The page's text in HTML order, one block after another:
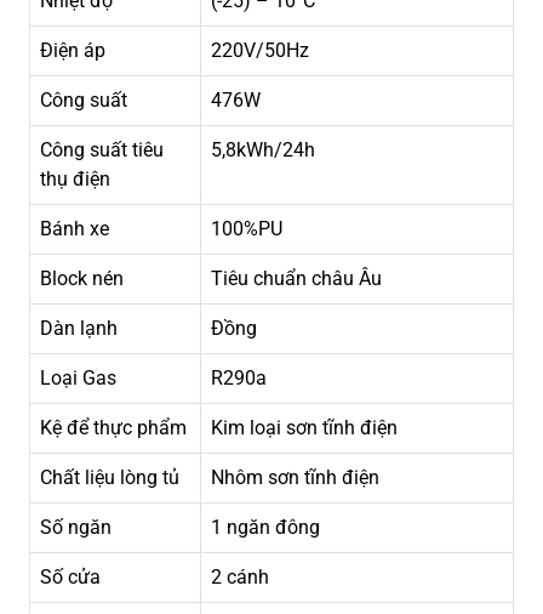
Điện áp 220V/50Hz
Công suất 476W
Công suất tiêu
thụ điện
5,8kWh/24h
Bánh xe 100%PU
Block nén Tiêu chuẩn châu Âu
Dàn lạnh Đồng
Loại Gas R290a
Kệ để thực phẩm Kim loại sơn tĩnh điện
Chất liệu lòng tủ Nhôm sơn tĩnh điện
Số ngăn 1 ngăn đông
Số cửa 2 cánh